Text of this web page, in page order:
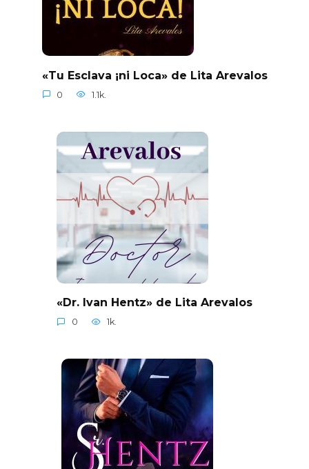
«Tu Esclava ¡ni Loca» de Lita Arevalos
0 1.1k.
«Dr. Ivan Hentz» de Lita Arevalos
0 1k.